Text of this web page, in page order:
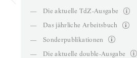
—
Die aktuelle TdZ-Ausgabe
—
Das jährliche Arbeitsbuch
—
Sonderpublikationen
—
Die aktuelle double-Ausgabe